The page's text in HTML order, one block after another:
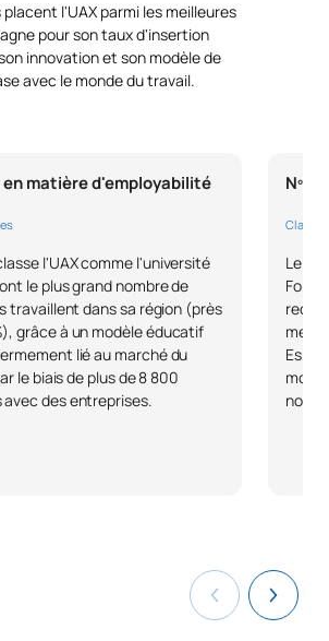
l'UAX parmi les meilleures
pour son taux d'insertion
innovation et son modèle de
avec le monde du travail.
en matière d'employabilité
l'UAX comme l'université
le plus grand nombre de
travaillent dans sa région (près
grâce à un modèle éducatif
lié au marché du
le biais de plus de 8 800
des entreprises.
Nº1
Le
nos